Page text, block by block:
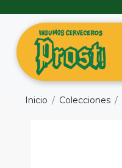
Inicio Colecciones